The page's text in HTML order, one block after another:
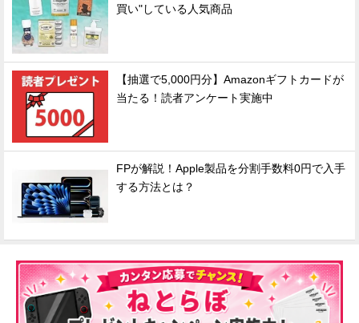
買い"している人気商品
【抽選で5,000円分】Amazonギフトカードが
当たる！読者アンケート実施中
FPが解説！Apple製品を分割手数料0円で入手
する方法とは？